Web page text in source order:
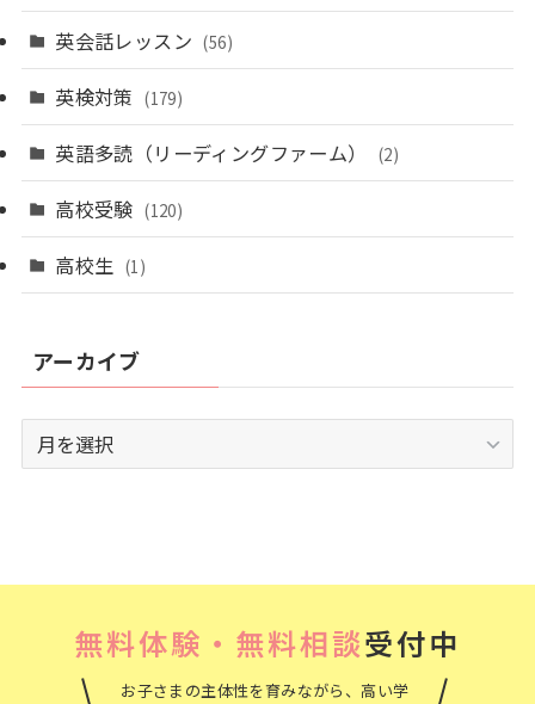
英会話レッスン (56)
英検対策 (179)
英語多読（リーディングファーム） (2)
高校受験 (120)
高校生 (1)
アーカイブ
ー
無料体験・無料相談受付中
お子さまの主体性を育みながら、高い学